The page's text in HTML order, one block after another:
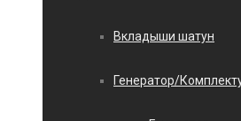
Вкладыши шатун
Генератор/